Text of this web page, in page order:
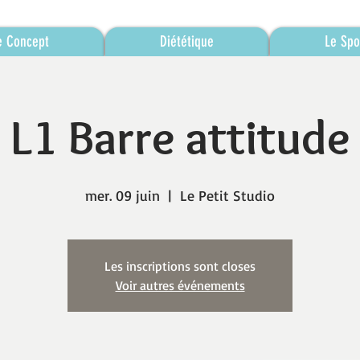
Concept Diététique Le
L1 Barre attitude
mer. 09 juin
  |
Le Petit Studio
Les inscriptions sont closes
Voir autres événements